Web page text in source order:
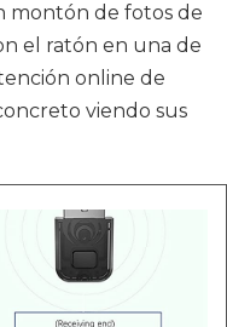
montón de fotos de
el ratón en una de
online de
viendo sus